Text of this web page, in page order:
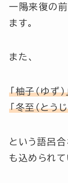
一陽来復の
ます。
また、
「柚子（ゆず
「冬至（とうじ
という語呂
も込められて